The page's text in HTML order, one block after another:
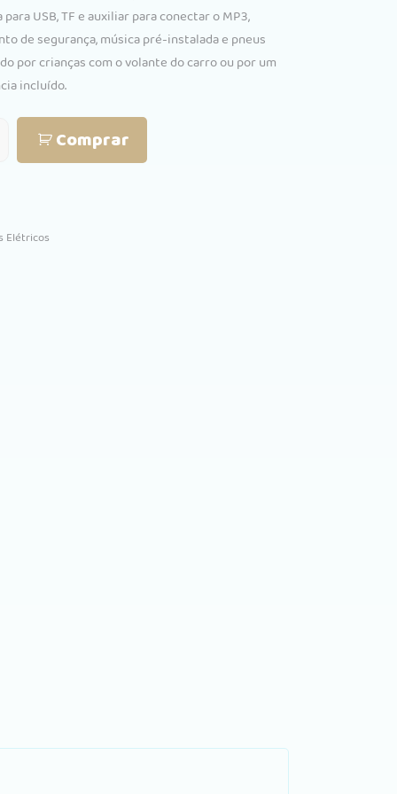
€192.00.
USB, TF e auxiliar para conectar o MP3,
de segurança, música pré-instalada e pneus
por crianças com o volante do carro ou por um
incluído.
Comprar
Elétricos